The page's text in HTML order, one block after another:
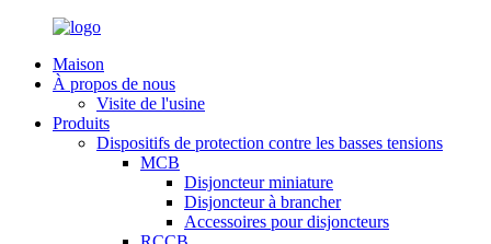
Maison
À propos de nous
Visite de l'usine
Produits
Dispositifs de protection contre les basses tensions
MCB
Disjoncteur miniature
Disjoncteur à brancher
Accessoires pour disjoncteurs